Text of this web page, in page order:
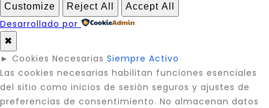
Customize Reject All Accept All
Desarrollado por
✖
► Cookies Necesarias Siempre Activo
Las cookies necesarias habilitan funciones esenciales
del sitio como inicios de sesión seguros y ajustes de
preferencias de consentimiento. No almacenan datos